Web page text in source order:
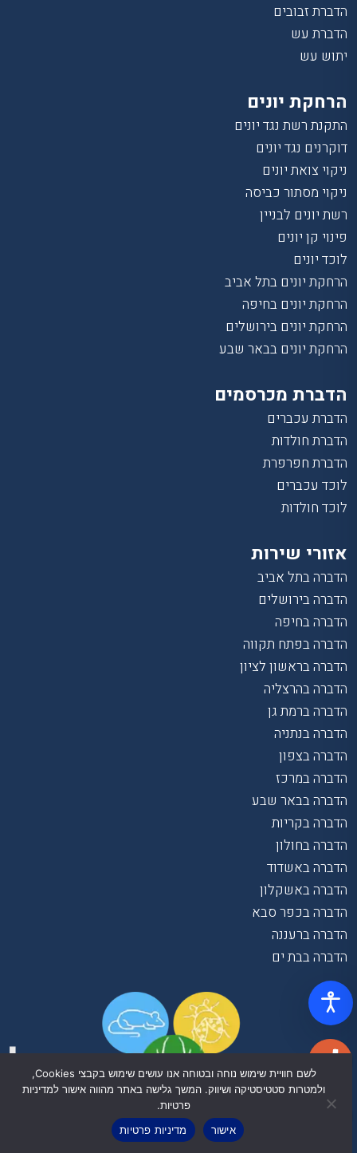
הדברת זבובים
הדברת עש
יתוש עש
הרחקת יונים
התקנת רשת נגד יונים
דוקרנים נגד יונים
ניקוי צואת יונים
ניקוי מסתור כביסה
רשת יונים לבניין
פינוי קן יונים
לוכד יונים
הרחקת יונים בתל אביב
הרחקת יונים בחיפה
הרחקת יונים בירושלים
הרחקת יונים בבאר שבע
הדברת מכרסמים
הדברת עכברים
הדברת חולדות
הדברת חפרפרת
לוכד עכברים
לוכד חולדות
אזורי שירות
הדברה בתל אביב
הדברה בירושלים
הדברה בחיפה
הדברה בפתח תקווה
הדברה בראשון לציון
הדברה בהרצליה
הדברה ברמת גן
הדברה בנתניה
הדברה בצפון
הדברה במרכז
הדברה בבאר שבע
הדברה בקריות
הדברה בחולון
הדברה באשדוד
הדברה באשקלון
הדברה בכפר סבא
הדברה ברעננה
הדברה בבת ים
לשם חוויית שימוש נוחה ובטוחה אנו עושים שימוש בקבצי Cookies,
ולמטרות סטטיסטיקה ושיווק. המשך גלישה באתר מהווה אישור למדיניות
פרטיות.
אישור
מדיניות פרטיות